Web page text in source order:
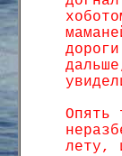
Опять
лету,